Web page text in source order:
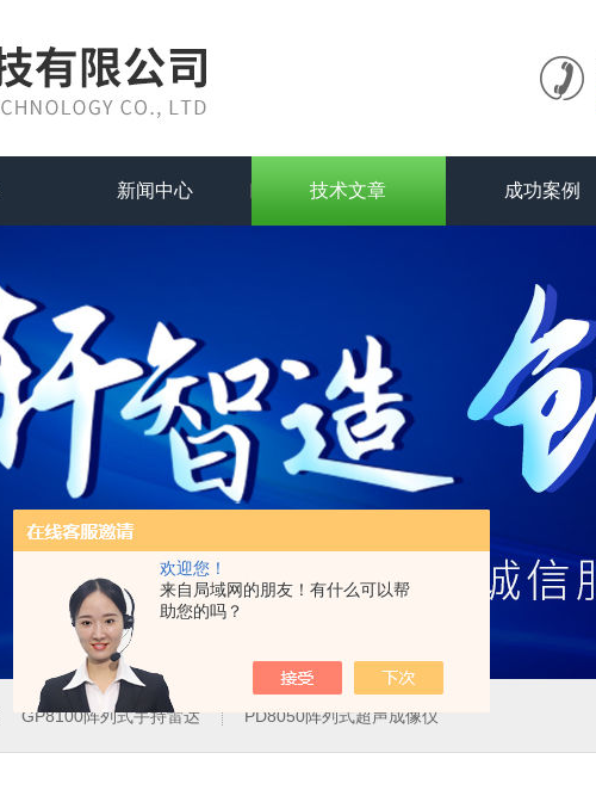
欢迎您！
来自局域网的朋友！有什么可以帮
助您的吗？
新闻中心 技术文章 成功案例
GP8100阵列式手持雷达 PD8050阵列式超声成像仪